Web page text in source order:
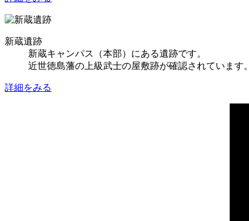
新蔵遺跡
新蔵キャンパス（本部）にある遺跡です。
近世徳島藩の上級武士の屋敷跡が確認されています。
詳細をみる